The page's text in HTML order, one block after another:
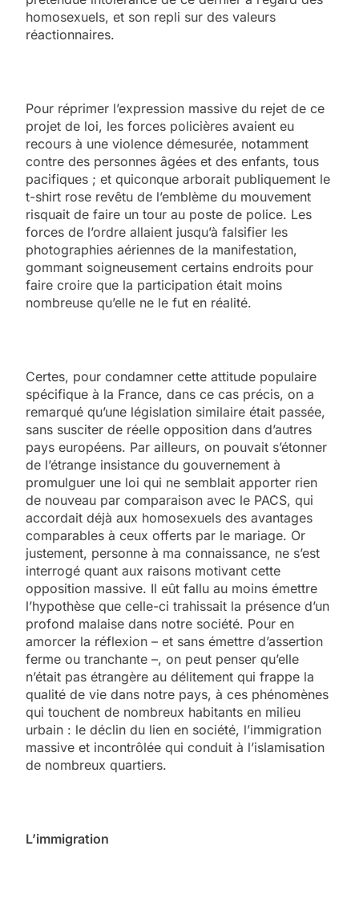
homosexuels, et son repli sur des valeurs
réactionnaires.
Pour réprimer l’expression massive du rejet de ce
projet de loi, les forces policières avaient eu
recours à une violence démesurée, notamment
contre des personnes âgées et des enfants, tous
pacifiques ; et quiconque arborait publiquement le
t-shirt rose revêtu de l’emblème du mouvement
risquait de faire un tour au poste de police. Les
forces de l’ordre allaient jusqu’à falsifier les
photographies aériennes de la manifestation,
gommant soigneusement certains endroits pour
faire croire que la participation était moins
nombreuse qu’elle ne le fut en réalité.
Certes, pour condamner cette attitude populaire
spécifique à la France, dans ce cas précis, on a
remarqué qu’une législation similaire était passée,
sans susciter de réelle opposition dans d’autres
pays européens. Par ailleurs, on pouvait s’étonner
de l’étrange insistance du gouvernement à
promulguer une loi qui ne semblait apporter rien
de nouveau par comparaison avec le PACS, qui
accordait déjà aux homosexuels des avantages
comparables à ceux offerts par le mariage. Or
justement, personne à ma connaissance, ne s’est
interrogé quant aux raisons motivant cette
opposition massive. Il eût fallu au moins émettre
l’hypothèse que celle-ci trahissait la présence d’un
profond malaise dans notre société. Pour en
amorcer la réflexion – et sans émettre d’assertion
ferme ou tranchante –, on peut penser qu’elle
n’était pas étrangère au délitement qui frappe la
qualité de vie dans notre pays, à ces phénomènes
qui touchent de nombreux habitants en milieu
urbain : le déclin du lien en société, l’immigration
massive et incontrôlée qui conduit à l’islamisation
de nombreux quartiers.
L’immigration